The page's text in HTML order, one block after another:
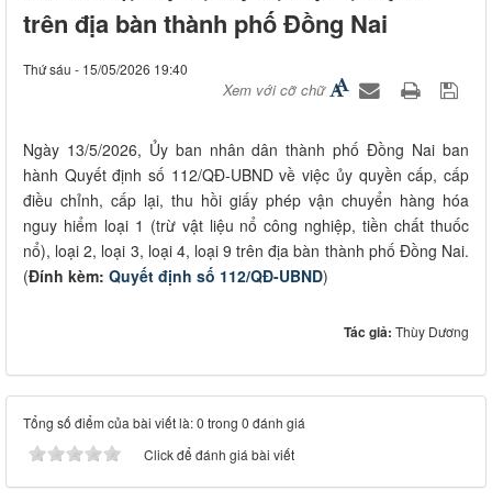
trên địa bàn thành phố Đồng Nai
Thứ sáu - 15/05/2026 19:40
Xem với cỡ chữ
Ngày 13/5/2026, Ủy ban nhân dân thành phố Đồng Nai ban
hành Quyết định số 112/QĐ-UBND về việc ủy quyền cấp, cấp
điều chỉnh, cấp lại, thu hồi giấy phép vận chuyển hàng hóa
nguy hiểm loại 1 (trừ vật liệu nổ công nghiệp, tiền chất thuốc
nổ), loại 2, loại 3, loại 4, loại 9 trên địa bàn thành phố Đồng Nai.
(Đính kèm: Quyết định số 112/QĐ-UBND)
Tác giả: Thùy Dương
Tổng số điểm của bài viết là: 0 trong 0 đánh giá
Click để đánh giá bài viết